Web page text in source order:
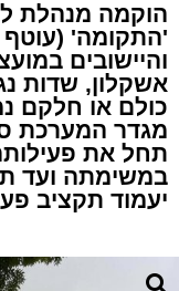
הוקמה מנהלת
'התקומה' (עוטף
והיישובים
אשקלון, שדות
מגדר המערכת
תחל את
יעמוד תקציב